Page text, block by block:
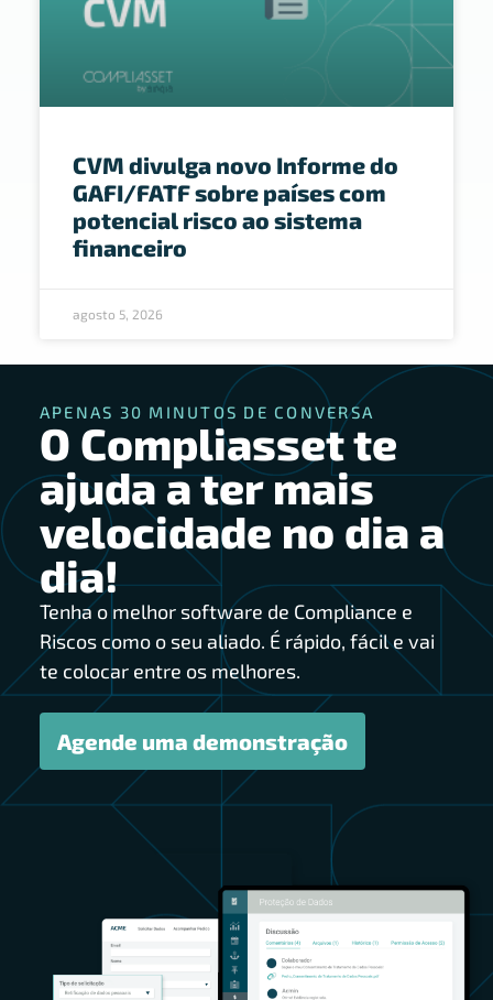
CVM divulga novo Informe do
GAFI/FATF sobre países com
potencial risco ao sistema
financeiro
agosto 5, 2026
APENAS 30 MINUTOS DE CONVERSA
O Compliasset te
ajuda a ter mais
velocidade no dia a
dia!
Tenha o melhor software de Compliance e
Riscos como o seu aliado. É rápido, fácil e vai
te colocar entre os melhores.
Agende uma demonstração